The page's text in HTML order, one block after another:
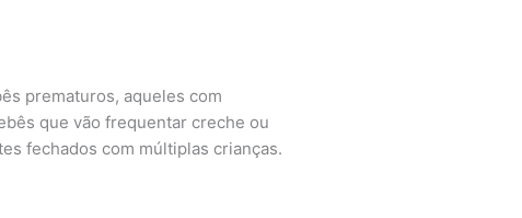
prematuros, aqueles com
que vão frequentar creche ou
fechados com múltiplas crianças.